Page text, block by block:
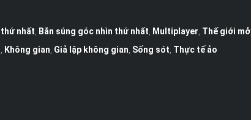
nhất Bắn súng góc nhìn thứ nhất Multiplayer Thế giới mở,
Không gian Giả lập không gian Sống sót Thực tế ảo